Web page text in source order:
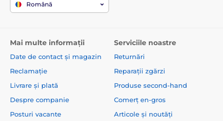
Română
Mai multe informații
Date de contact și magazin
Reclamație
Livrare și plată
Despre companie
Posturi vacante
Serviciile noastre
Returnări
Reparații zgărzi
Produse second-hand
Comerț en-gros
Articole și noutăți